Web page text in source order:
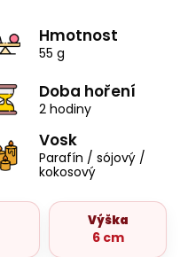
Hmotnost
55 g
Doba hoření
2 hodiny
Vosk
Parafín / sójový /
kokosový
Výška
6 cm